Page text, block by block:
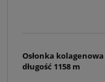
Osłonka
długość 1158 m